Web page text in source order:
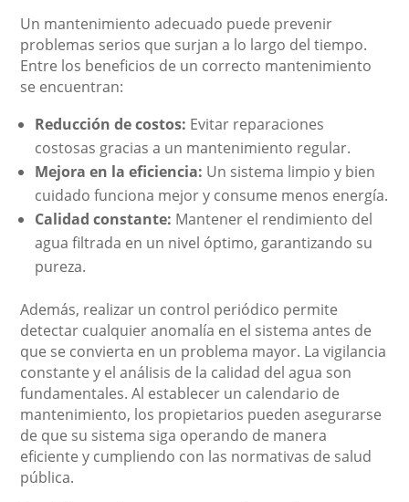
Un mantenimiento adecuado puede prevenir
problemas serios que surjan a lo largo del tiempo.
Entre los beneficios de un correcto mantenimiento
se encuentran:
Reducción de costos: Evitar reparaciones
costosas gracias a un mantenimiento regular.
Mejora en la eficiencia: Un sistema limpio y bien
cuidado funciona mejor y consume menos energía.
Calidad constante: Mantener el rendimiento del
agua filtrada en un nivel óptimo, garantizando su
pureza.
Además, realizar un control periódico permite
detectar cualquier anomalía en el sistema antes de
que se convierta en un problema mayor. La vigilancia
constante y el análisis de la calidad del agua son
fundamentales. Al establecer un calendario de
mantenimiento, los propietarios pueden asegurarse
de que su sistema siga operando de manera
eficiente y cumpliendo con las normativas de salud
pública.